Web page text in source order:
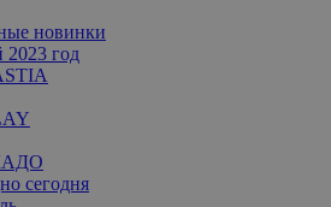
новинки
год
сегодня